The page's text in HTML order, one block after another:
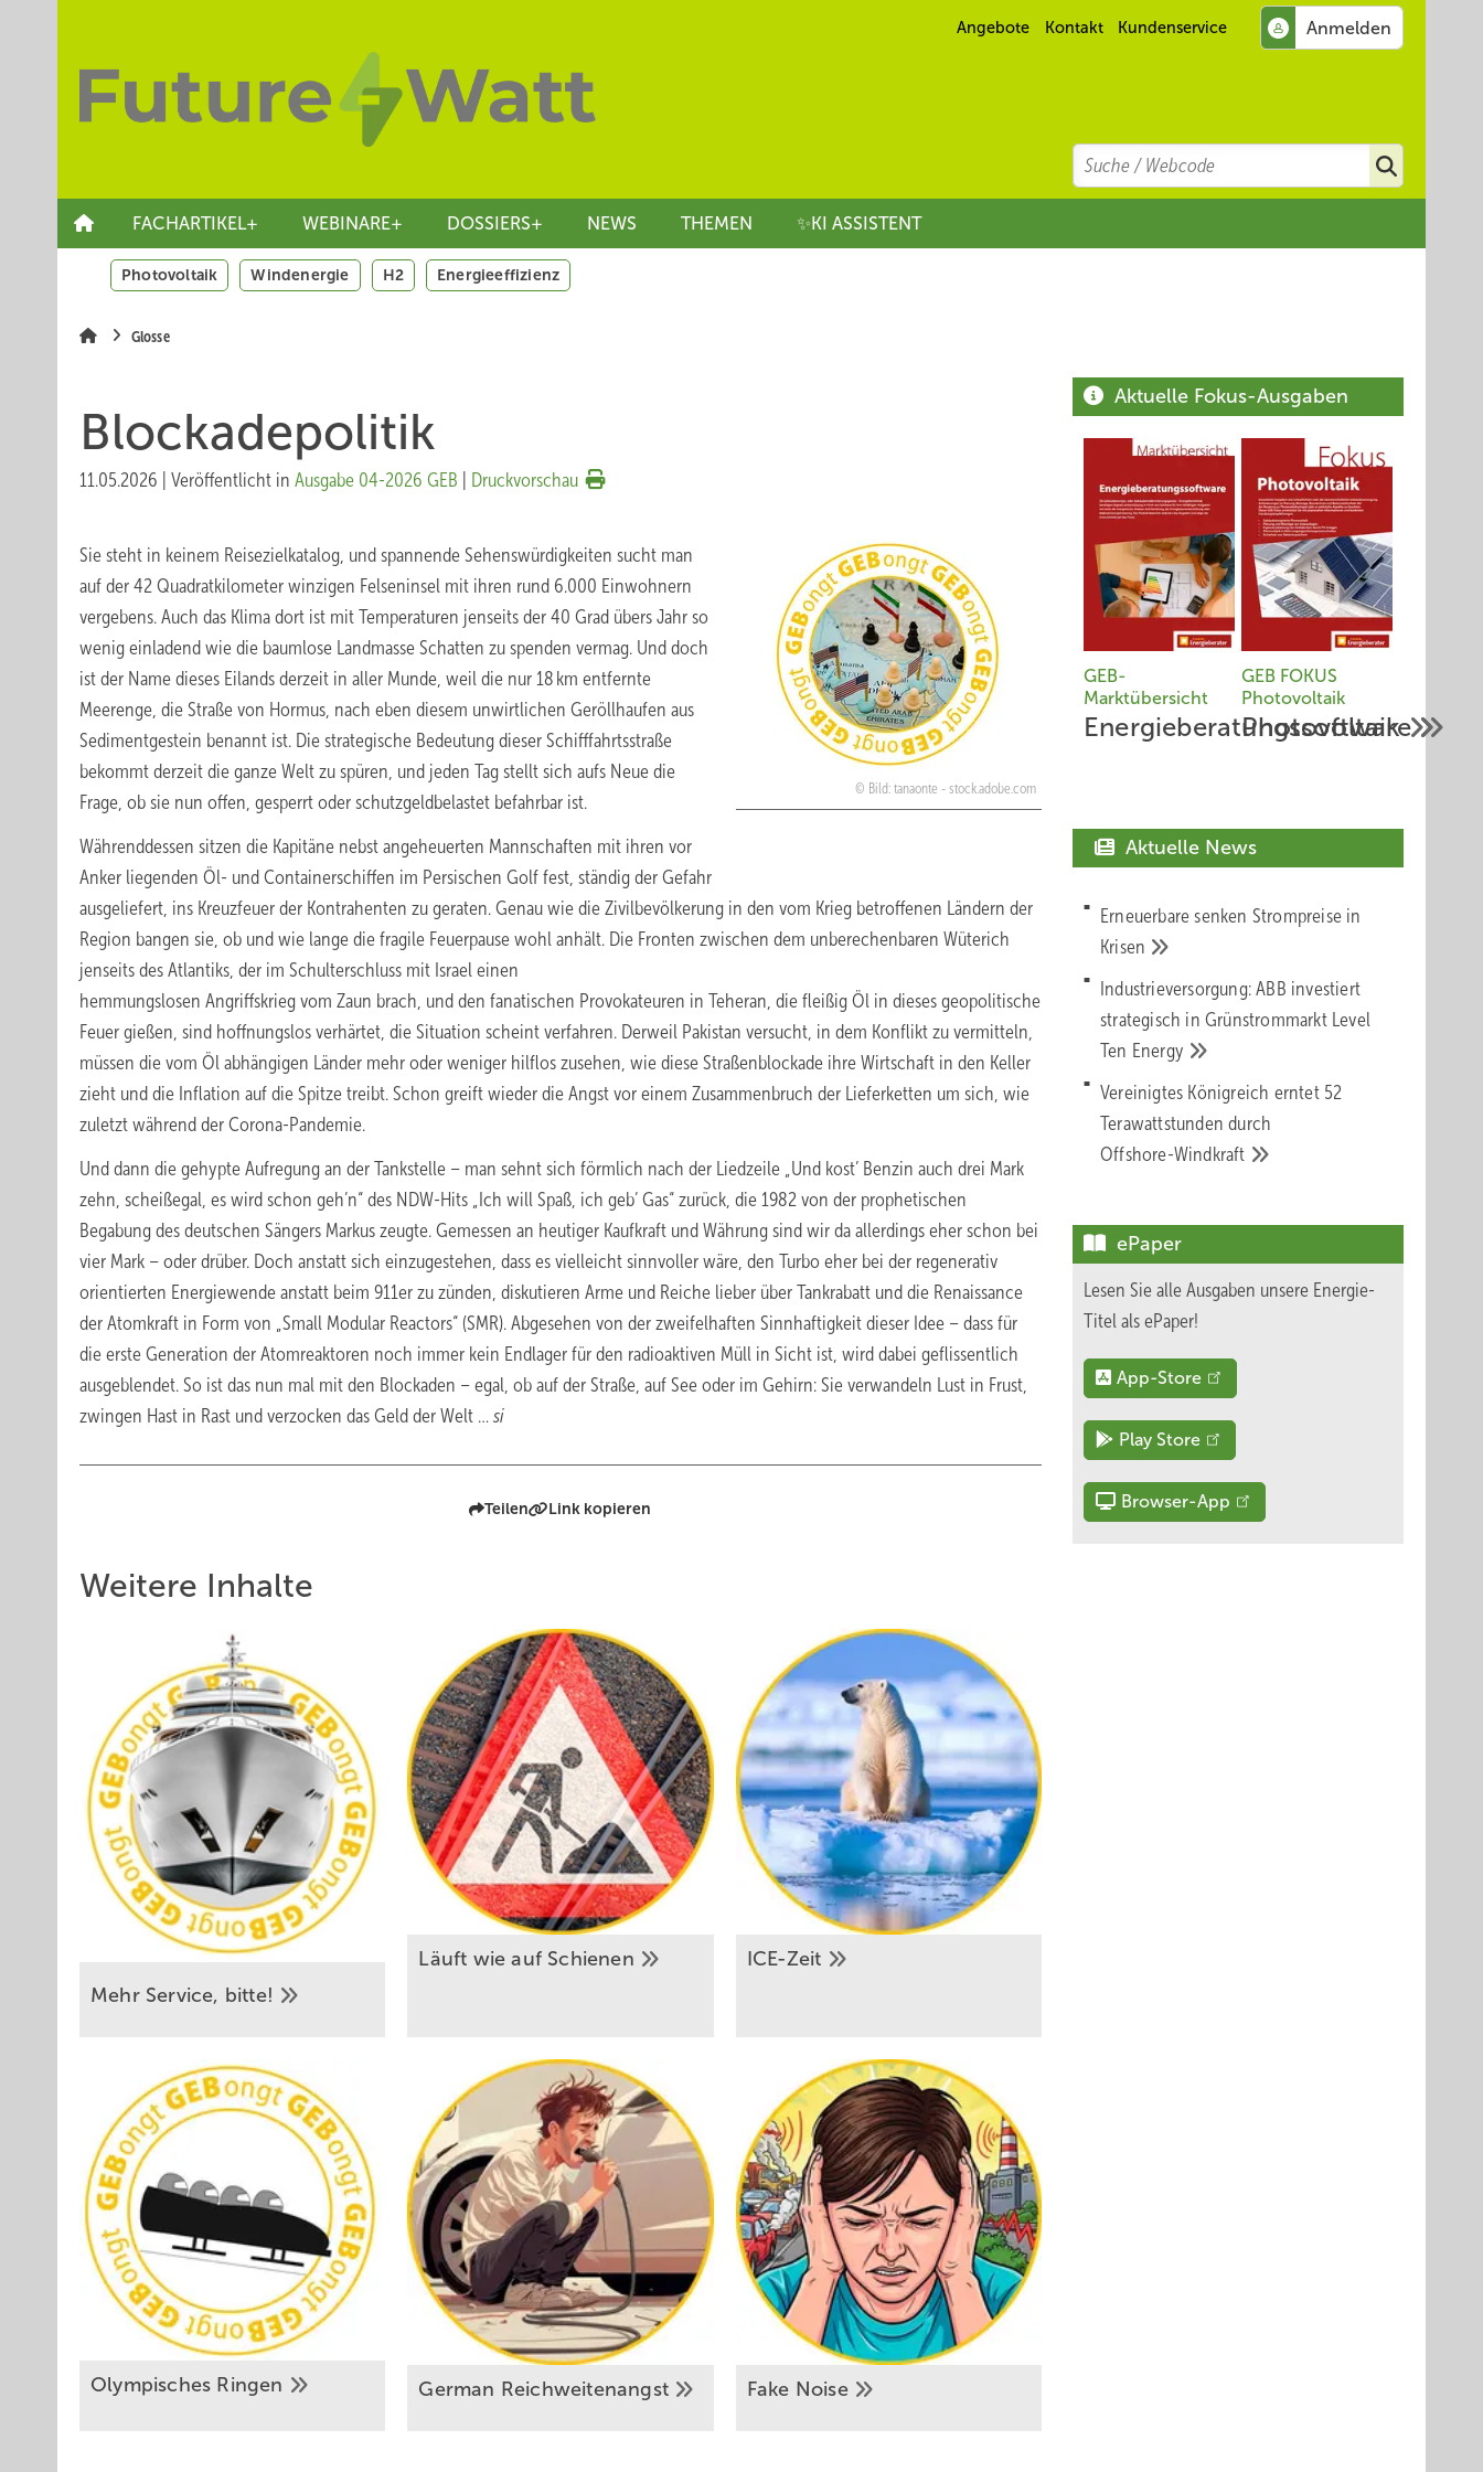
Angebote Kontakt Kundenservice
Search
Suchen
FACHARTIKEL+ WEBINARE+ DOSSIERS+ NEWS THEMEN ✨KI ASSISTENT
Photovoltaik Windenergie H2 Energieeffizienz
Glosse
Blockadepolitik
11.05.2026 Veröffentlicht in Ausgabe 04-2026 GEB Druckvorschau
Bild: tanaonte - stock.adobe.com
Sie steht in keinem Reisezielkatalog, und spannende Sehenswürdigkeiten sucht man
auf der 42 Quadratkilometer winzigen Felseninsel mit ihren rund 6.000 Einwohnern
vergebens. Auch das Klima dort ist mit Temperaturen jenseits der 40 Grad übers Jahr so
wenig einladend wie die baumlose Landmasse Schatten zu spenden vermag. Und doch
ist der Name dieses Eilands derzeit in aller Munde, weil die nur 18 km entfernte
Meerenge, die Straße von Hormus, nach eben diesem unwirtlichen Geröllhaufen aus
Sedimentgestein benannt ist. Die strategische Bedeutung dieser Schifffahrtsstraße
bekommt derzeit die ganze Welt zu spüren, und jeden Tag stellt sich aufs Neue die
Frage, ob sie nun offen, gesperrt oder schutzgeldbelastet befahrbar ist.
Währenddessen sitzen die Kapitäne nebst angeheuerten Mannschaften mit ihren vor
Anker liegenden Öl- und Containerschiffen im Persischen Golf fest, ständig der Gefahr
ausgeliefert, ins Kreuzfeuer der Kontrahenten zu geraten. Genau wie die Zivilbevölkerung in den vom Krieg betroffenen Ländern der
Region bangen sie, ob und wie lange die fragile Feuerpause wohl anhält. Die Fronten zwischen dem unberechenbaren Wüterich
jenseits des Atlantiks, der im Schulterschluss mit Israel einen
hemmungslosen Angriffskrieg vom Zaun brach, und den fanatischen Provokateuren in Teheran, die fleißig Öl in dieses geopolitische
Feuer gießen, sind hoffnungslos verhärtet, die Situation scheint verfahren. Derweil Pakistan versucht, in dem Konflikt zu vermitteln,
müssen die vom Öl abhängigen Länder mehr oder weniger hilflos zusehen, wie diese Straßenblockade ihre Wirtschaft in den Keller
zieht und die Inflation auf die Spitze treibt. Schon greift wieder die Angst vor einem Zusammenbruch der Lieferketten um sich, wie
zuletzt während der Corona-Pandemie.
Und dann die gehypte Aufregung an der Tankstelle – man sehnt sich förmlich nach der Liedzeile „Und kost’ Benzin auch drei Mark
zehn, scheißegal, es wird schon geh’n“ des NDW-Hits „Ich will Spaß, ich geb’ Gas“ zurück, die 1982 von der prophetischen
Begabung des deutschen Sängers Markus zeugte. Gemessen an heutiger Kaufkraft und Währung sind wir da allerdings eher schon bei
vier Mark – oder drüber. Doch anstatt sich einzugestehen, dass es vielleicht sinnvoller wäre, den Turbo eher bei der regenerativ
orientierten Energiewende anstatt beim 911er zu zünden, diskutieren Arme und Reiche lieber über Tankrabatt und die Renaissance
der Atomkraft in Form von „Small Modular Reactors“ (SMR). Abgesehen von der zweifelhaften Sinnhaftigkeit dieser Idee – dass für
die erste Generation der Atomreaktoren noch immer kein Endlager für den radioaktiven Müll in Sicht ist, wird dabei geflissentlich
ausgeblendet. So ist das nun mal mit den Blockaden – egal, ob auf der Straße, auf See oder im Gehirn: Sie verwandeln Lust in Frust,
zwingen Hast in Rast und verzocken das Geld der Welt … si
Teilen Link kopieren
Weitere Inhalte
Mehr Service, bitte!
Läuft wie auf Schienen ICE-Zeit
Olympisches Ringen German Reichweitenangst Fake Noise
Aktuelle Fokus-Ausgaben
GEB-
Marktübersicht
Energieberatungssoftware
GEB FOKUS
Photovoltaik
Photovoltaik
Aktuelle News
Erneuerbare senken Strompreise in
Krisen
Industrieversorgung: ABB investiert
strategisch in Grünstrommarkt Level
Ten Energy
Vereinigtes Königreich erntet 52
Terawattstunden durch
Offshore-Windkraft
ePaper
Lesen Sie alle Ausgaben unsere Energie-
Titel als ePaper!
App-Store
Play Store
Browser-App